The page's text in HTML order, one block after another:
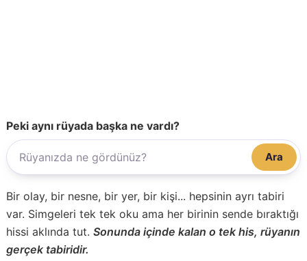
Peki aynı rüyada başka ne vardı?
Ara
Bir olay, bir nesne, bir yer, bir kişi... hepsinin ayrı tabiri
var. Simgeleri tek tek oku ama her birinin sende bıraktığı
hissi aklında tut. Sonunda içinde kalan o tek his, rüyanın
gerçek tabiridir.